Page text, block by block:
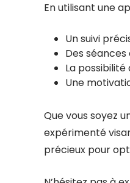
En utilisant une
Un suivi
Des
La
Une
Que vous soyez
expérimenté
précieux pour